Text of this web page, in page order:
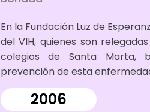
En la Fundación Luz de
del VIH, quienes son
colegios de Santa Marta,
prevención de esta
2006